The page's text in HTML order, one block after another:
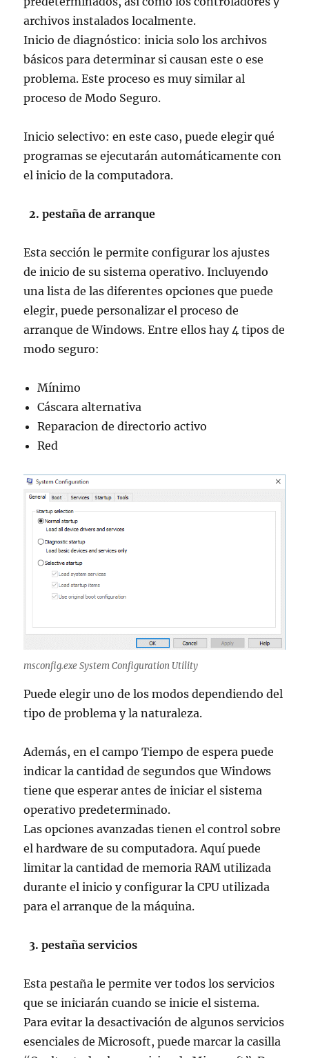
archivos instalados localmente.
Inicio de diagnóstico: inicia solo los archivos
básicos para determinar si causan este o ese
problema. Este proceso es muy similar al
proceso de Modo Seguro.
Inicio selectivo: en este caso, puede elegir qué
programas se ejecutarán automáticamente con
el inicio de la computadora.
2. pestaña de arranque
Esta sección le permite configurar los ajustes
de inicio de su sistema operativo. Incluyendo
una lista de las diferentes opciones que puede
elegir, puede personalizar el proceso de
arranque de Windows. Entre ellos hay 4 tipos de
modo seguro:
Mínimo
Cáscara alternativa
Reparacion de directorio activo
Red
msconfig.exe System Configuration Utility
Puede elegir uno de los modos dependiendo del
tipo de problema y la naturaleza.
Además, en el campo Tiempo de espera puede
indicar la cantidad de segundos que Windows
tiene que esperar antes de iniciar el sistema
operativo predeterminado.
Las opciones avanzadas tienen el control sobre
el hardware de su computadora. Aquí puede
limitar la cantidad de memoria RAM utilizada
durante el inicio y configurar la CPU utilizada
para el arranque de la máquina.
3. pestaña servicios
Esta pestaña le permite ver todos los servicios
que se iniciarán cuando se inicie el sistema.
Para evitar la desactivación de algunos servicios
esenciales de Microsoft, puede marcar la casilla